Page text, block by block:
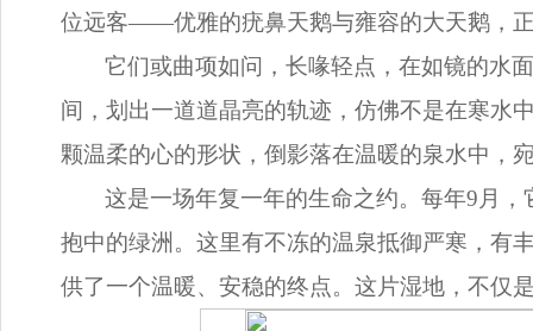
位远客——优雅的疣鼻天鹅与雍容的大天鹅，
它们或曲项如问，长喙轻点，在如镜的水
间，划出一道道晶亮的轨迹，仿佛不是在寒水
颗温柔的心的形状，倒影落在温暖的泉水中，
这是一场年复一年的生命之约。每年9月
抱中的绿洲。这里有不冻的温泉抵御严寒，有
供了一个温暖、安稳的终点。这片湿地，不仅